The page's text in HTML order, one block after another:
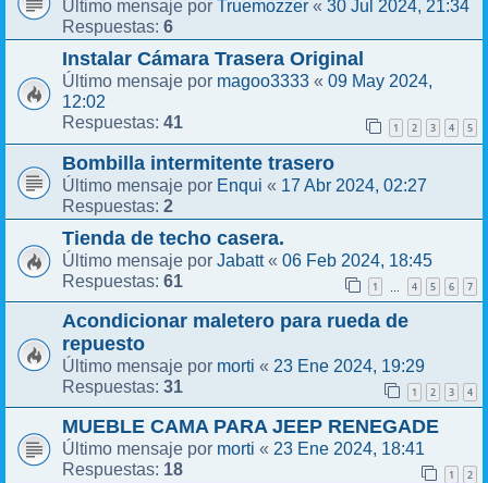
Último mensaje por Truemozzer « 30 Jul 2024, 21:34
Respuestas: 6
Instalar Cámara Trasera Original
Último mensaje por magoo3333 « 09 May 2024,
12:02
Respuestas: 41 1 2 3 4 5
Bombilla intermitente trasero
Último mensaje por Enqui « 17 Abr 2024, 02:27
Respuestas: 2
Tienda de techo casera.
Último mensaje por Jabatt« 06 Feb 2024, 18:45
Respuestas: 61 1 4 5 6 7
Acondicionar maletero para rueda de
repuesto
Último mensaje por morti « 23 Ene 2024, 19:29
Respuestas: 31 1 2 3 4
MUEBLE CAMA PARA JEEP RENEGADE
Último mensaje por morti « 23 Ene 2024, 18:41
Respuestas: 18 1 2